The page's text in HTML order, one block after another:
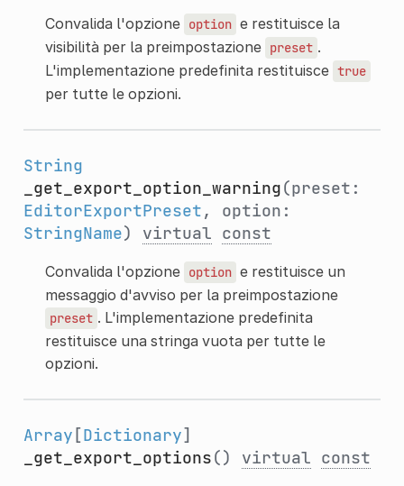
Convalida l'opzione option e restituisce la
visibilità per la preimpostazione preset .
L'implementazione predefinita restituisce true
per tutte le opzioni.
String
_get_export_option_warning(preset:
EditorExportPreset, option:
StringName) virtual const
Convalida l'opzione option e restituisce un
messaggio d'avviso per la preimpostazione
preset . L'implementazione predefinita
restituisce una stringa vuota per tutte le
opzioni.
Array [Dictionary]
_get_export_options() virtual const